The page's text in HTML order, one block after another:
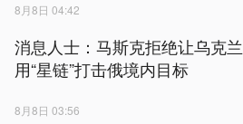
8月8日 04:42
消息人士：马斯克拒绝让乌克兰
用“星链”打击俄境内目标
8月8日 03:56